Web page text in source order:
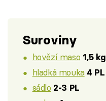
Suroviny
hovězí maso 1,5 kg
hladká mouka 4 PL
sádlo 2-3 PL